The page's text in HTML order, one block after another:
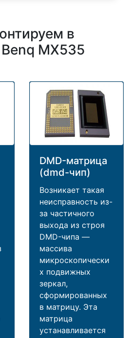
в
MX535
DMD-матрица
(dmd-чип)
Возникает такая
неисправность из-
за частичного
выхода из строя
DMD-чипа —
массива
микроскопически
х подвижных
зеркал,
сформированных
в матрицу. Эта
матрица
устанавливается